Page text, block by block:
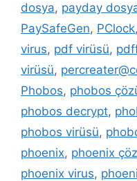
dosya, payday
PaySafeGen, PClock,
virus, pdf virüsü,
virüsü,
Phobos, phobos
phobos decrypt,
phobos virüsü,
phoenix, phoenix
phoenix virus,